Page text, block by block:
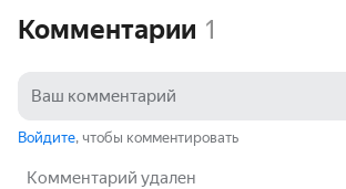
Комментарии 1
Войдите, чтобы комментировать
Комментарий удален